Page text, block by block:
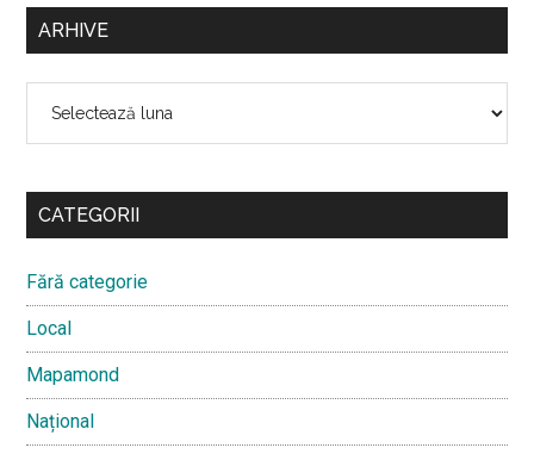
ARHIVE
CATEGORII
Fără categorie
Local
Mapamond
Național